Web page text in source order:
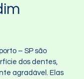
– SP são
dos dentes,
agradável. Elas